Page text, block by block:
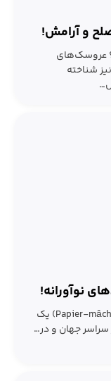
و آرامش!
عروسک‌های
شناخته
نوآورانه!
شگفتی‌های یک هنر بی‌پایان پاپیه ماشه (Papier-mâché) یک
جهان و در…